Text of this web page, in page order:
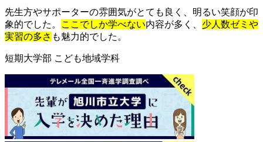
先生方やサポーターの雰囲気がとても良く、明るい笑顔が印
象的でした。
ここでしか学べない内容が多く、 少人数ゼミや
実習の多さ も魅力的でした。
短期大学部 こども地域学科